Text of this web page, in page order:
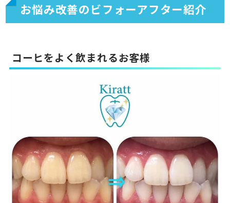
お悩み改善のビフォーアフター紹介
コーヒをよく飲まれるお客様